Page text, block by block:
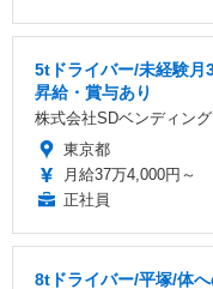
5tドライバー/未経験月
昇給・賞与あり
株式会社SDベンディン
東京都
月給37万4,000円～
正社員
8tドライバー/平塚/体